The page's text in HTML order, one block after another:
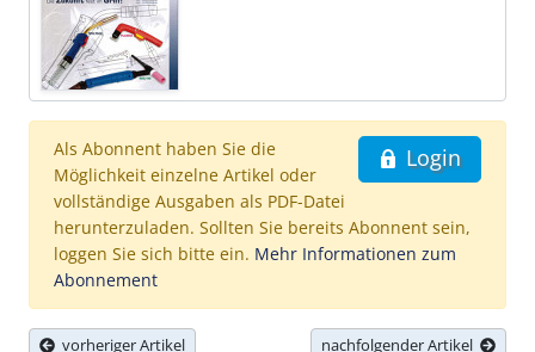
Login
Als Abonnent haben Sie die
Möglichkeit einzelne Artikel oder
vollständige Ausgaben als PDF-Datei
herunterzuladen. Sollten Sie bereits Abonnent sein,
loggen Sie sich bitte ein. Mehr Informationen zum
Abonnement
vorheriger Artikel nachfolgender Artikel